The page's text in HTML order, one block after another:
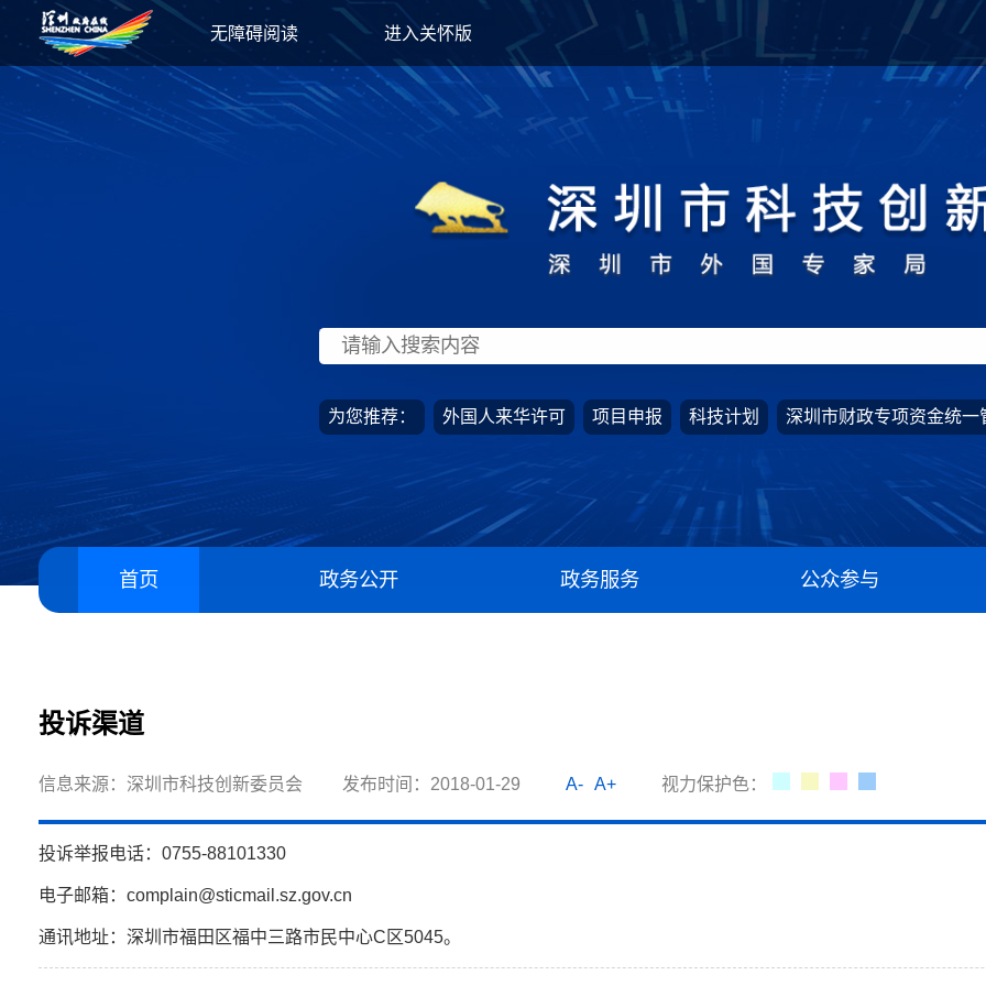
无障碍阅读 进入关怀版
为您推荐： 外国人来华许可 项目申报 科技计划 深圳市财政专项资金统一
首页 政务公开 政务服务 公众参与
投诉渠道
信息来源：深圳市科技创新委员会 发布时间：2018-01-29 A- A+ 视力保护色：
投诉举报电话：0755-88101330
电子邮箱：complain@sticmail.sz.gov.cn
通讯地址：深圳市福田区福中三路市民中心C区5045。